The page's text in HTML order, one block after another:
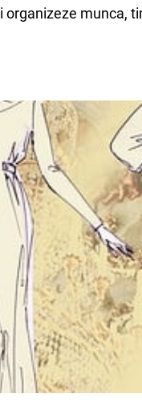
organizeze munca,